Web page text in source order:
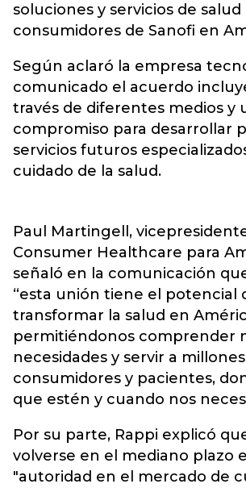
soluciones y servicios de salud
consumidores de Sanofi en
Según aclaró la empresa
comunicado el acuerdo
través de diferentes medios y
compromiso para desarrollar
servicios futuros
cuidado de la salud.
Paul Martingell,
Consumer Healthcare para
señaló en la comunicación
“esta unión tiene el potencial
transformar la salud en
permitiéndonos comprender
necesidades y servir a
consumidores y pacientes,
que estén y cuando nos
Por su parte, Rappi explicó
volverse en el mediano plazo
"autoridad en el mercado de